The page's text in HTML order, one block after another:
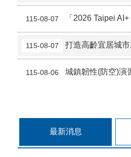
115-08-07 「2026 Taipei AI+ Startup Pitch Contest」6強
115-08-07 打造高齡宜居城市新日常 臺
115-08-06 城鎮韌性(防空)演習將登場 北市警呼籲
最新消息